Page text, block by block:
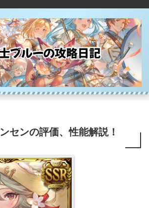
センの評価、性能解説！